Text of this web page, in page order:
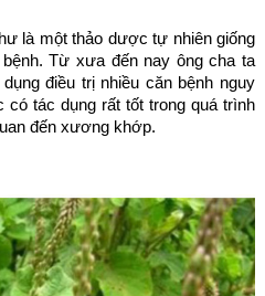
là một thảo dược tự nhiên giống
Từ xưa đến nay ông cha ta
điều trị nhiều căn bệnh nguy
tác dụng rất tốt trong quá trình
đến xương khớp.